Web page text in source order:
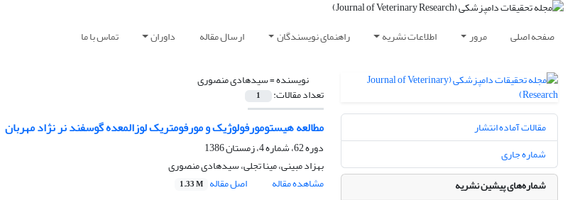
صفحه اصلی مرور اطلاعات نشریه راهنمای نویسندگان ارسال مقاله داوران تماس با ما
نویسنده =سیدهادی منصوری
تعداد مقالات: 1
مطالعه هیستومورفولوژیک و مورفومتریک لوزالمعده گوسفند نر نژاد مهربان
دوره 62، شماره 4، زمستان 1386
بهزاد مبینی، مینا تجلی، سیدهادی منصوری
مشاهده مقاله
اصل مقاله 1.33 M
مقالات آماده انتشار
شماره جاری
شماره‌های پیشین نشریه